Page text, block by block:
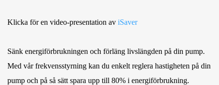
Klicka för en video-presentation av iSaver
Sänk energiförbrukningen och förläng livslängden på din pump.
Med vår frekvensstyrning kan du enkelt reglera hastigheten på din
pump och på så sätt spara upp till 80% i energiförbrukning.